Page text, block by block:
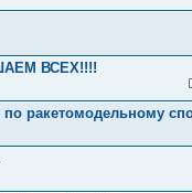
ВСЕХ!!!!
ракетомодельному